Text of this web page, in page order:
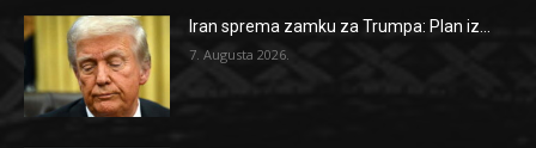
Iran sprema zamku za Trumpa: Plan iz...
7. Augusta 2026.